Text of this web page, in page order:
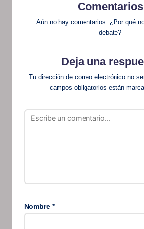
Comentarios
Aún no hay comentarios. ¿Por qué
debate?
Deja una
Tu dirección de correo electrónico no
campos obligatorios están
Nombre *